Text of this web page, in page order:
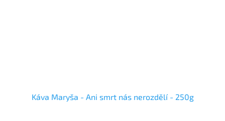
Káva Maryša - Ani smrt nás nerozdělí - 250g